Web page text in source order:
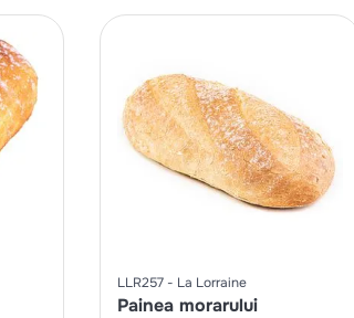
LLR257 La Lorraine
Painea morarului